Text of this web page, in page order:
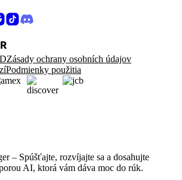
Zásady ochrany osobních údajov
Podmienky použitia
– Spúšťajte, rozvíjajte sa a dosahujte
AI, ktorá vám dáva moc do rúk.